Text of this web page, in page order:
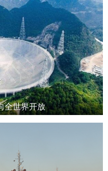
全世界开放